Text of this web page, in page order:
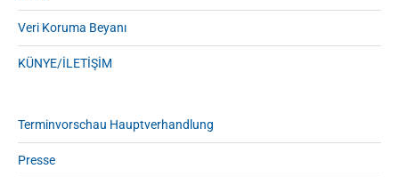
Veri Koruma Beyanı
KÜNYE/İLETİŞİM
Terminvorschau Hauptverhandlung
Presse